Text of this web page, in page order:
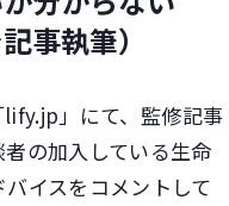
事執筆）
」にて、監修記事
の加入している生命
イスをコメントして